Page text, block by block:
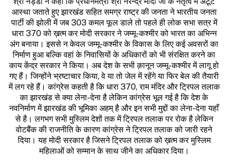
आस्था जताते हुए झारखंड सहित समग्र राष्ट्र की जनता ने भारतीय जनता
पार्टी की झोली में जब 303 कमल फूल डाले तो पहले ही लोक सभा सत्र में
धारा 370 को ख़त्म कर मोदी सरकार ने जम्मू-कश्मीर को भारत का अभिन्न
अंग बनाया। इससे न केवल जम्मू-कश्मीर के विकास के लिए कई अवसरों का
निर्माण हुआ बल्कि वहां के निवासियों के अधिकारों को भी संरक्षित करने का
काय केंद्र सरकार ने किया। अब देश के सभी क़ानून जम्मू-कश्मीर में लागू हो
गए हैं। जिन्होंने भ्रष्टाचार किया, वे या तो जेल में रहेंगे या फिर बेल की तैयारी
में लग रहे हैं। कांग्रेस कहती है कि धारा 370, राम मंदिर और ट्रिपल तलाक
का झारखंड से क्या लेना-देना है लेकिन कांग्रेस भूल गई है कि देश के
नवनिर्माण में झारखंड की भूमिका अहम् है और इन सभी मुद्दों का लेना-देना यहाँ
से है। लगभग सभी मुस्लिम देशों तक में ट्रिपल तलाक पर रोक है लेकिन
वोटबैंक की राजनीति के कारण कांग्रेस ने ट्रिपल तलाक को जारी रहने
दिया। यह मोदी सरकार है जिसने ट्रिपल तलाक को ख़त्म कर मुस्लिम
महिलाओं को सम्मान के साथ जीने का अधिकार दिया।